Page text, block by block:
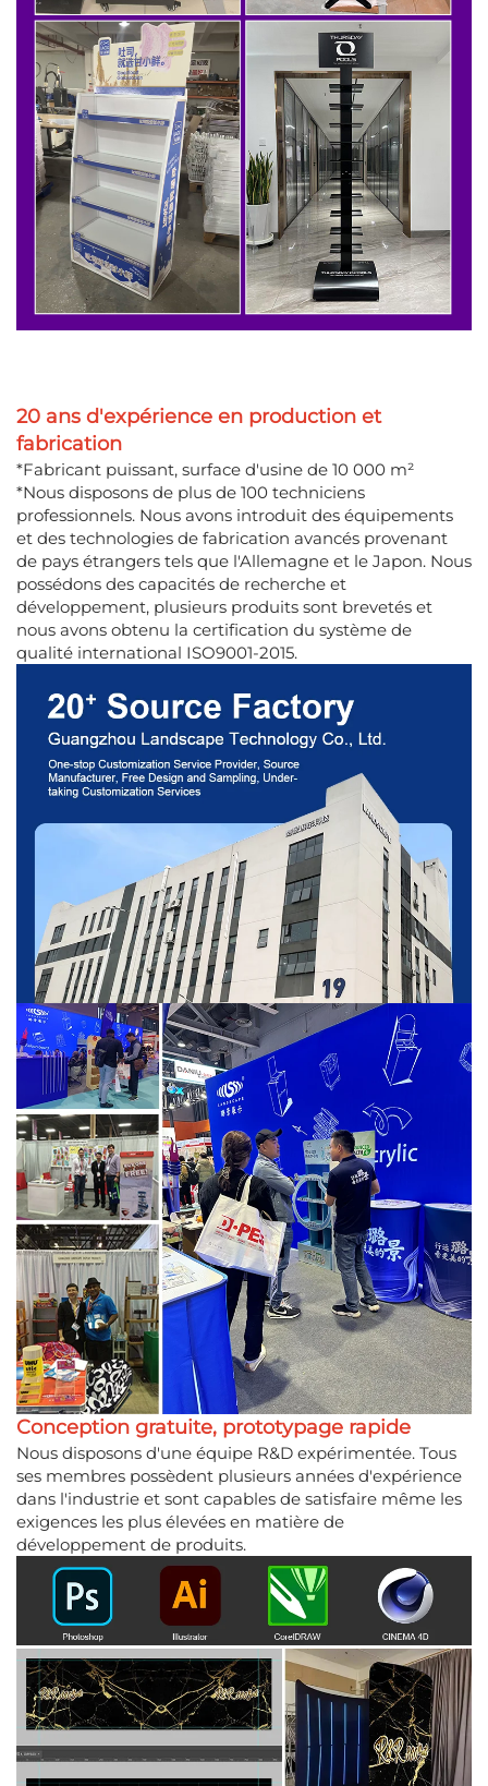
20 ans d'expérience en production et
fabrication
*Fabricant puissant, surface d'usine de 10 000 m²
*Nous disposons de plus de 100 techniciens
professionnels. Nous avons introduit des équipements
et des technologies de fabrication avancés provenant
de pays étrangers tels que l'Allemagne et le Japon. Nous
possédons des capacités de recherche et
développement, plusieurs produits sont brevetés et
nous avons obtenu la certification du système de
qualité international ISO9001-2015.
Conception gratuite, prototypage rapide
Nous disposons d'une équipe R&D expérimentée. Tous
ses membres possèdent plusieurs années d'expérience
dans l'industrie et sont capables de satisfaire même les
exigences les plus élevées en matière de
développement de produits.